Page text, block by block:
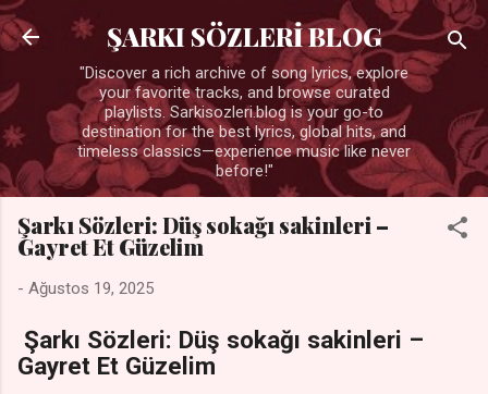
Ana içeriğe atla
ŞARKI SÖZLERİ BLOG
"Discover a rich archive of song lyrics, explore
your favorite tracks, and browse curated
playlists. Sarkisozleri.blog is your go-to
destination for the best lyrics, global hits, and
timeless classics—experience music like never
before!"
Şarkı Sözleri: Düş sokağı sakinleri –
Gayret Et Güzelim
- Ağustos 19, 2025
Şarkı Sözleri: Düş sokağı sakinleri –
Gayret Et Güzelim